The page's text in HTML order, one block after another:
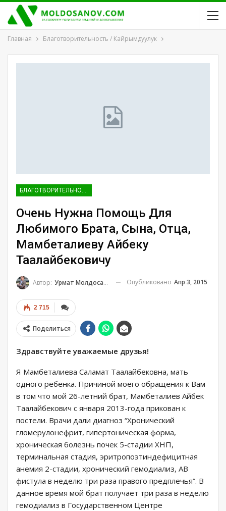
Главная Благотворительность / Кайрымдуулук
БЛАГОТВОРИТЕЛЬНОСТЬ / КАЙРЫМДУУЛУК
Очень Нужна Помощь Для
Любимого Брата, Сына, Отца,
Мамбеталиеву Айбеку
Таалайбековичу
Автор: Урмат Молдосанов Опубликовано Апр 3, 2015
2 715
Поделиться
Здравствуйте уважаемые друзья!
Я Мамбеталиева Саламат Таалайбековна, мать
одного ребенка. Причиной моего обращения к Вам
в том что мой 26-летний брат, Мамбеталиев Айбек
Таалайбекович с января 2013-года прикован к
постели. Врачи дали диагноз “Хронический
гломерулонефрит, гипертоническая форма,
хроническая болезнь почек 5-стадии ХНП,
терминальная стадия, эритропоэтиндефицитная
анемия 2-стадии, хронический гемодиализ, АВ
фистула в неделю три раза правого предплечья”. В
данное время мой брат получает три раза в неделю
гемодиализ в Государственном Центре